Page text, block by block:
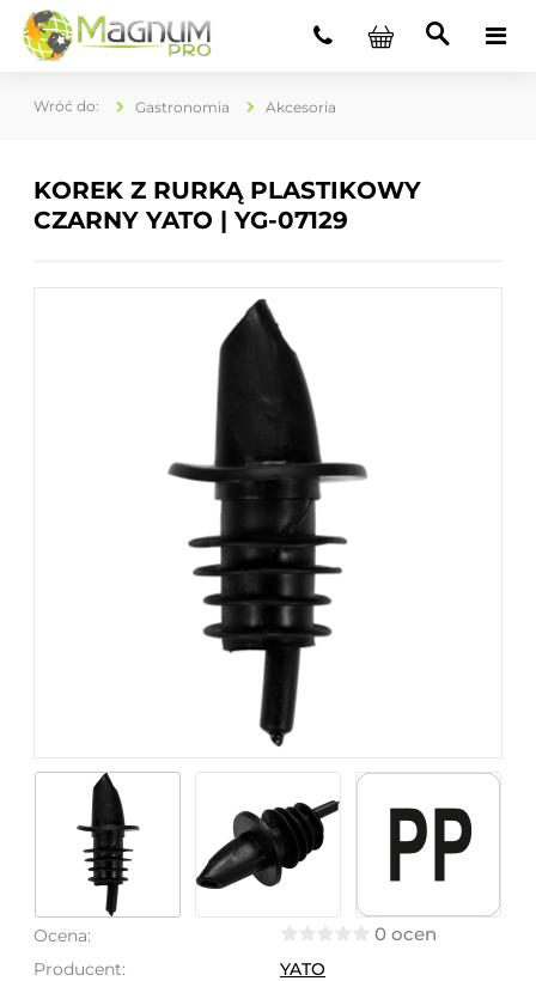
Gastronomia Akcesoria
KOREK Z RURKĄ PLASTIKOWY
CZARNY YATO | YG-07129
Ocena: 0 ocen
Producent:
YATO